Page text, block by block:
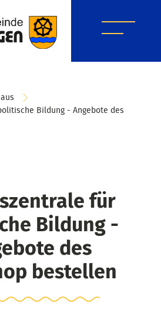
Bildung - Angebote des
für
Bildung -
des
bestellen